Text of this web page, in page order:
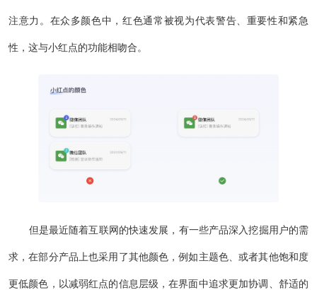
注意力。在众多颜色中，红色通常被视为代表警告、重要性和紧急
性，这与小红点的功能相吻合。
但是最近随着互联网的快速发展，有一些产品深入挖掘用户的需
求，在部分产品上也采用了其他颜色，例如主题色、或者其他饱和度
更低颜色，以减弱红点的信息层级，在界面中追求更加协调、舒适的